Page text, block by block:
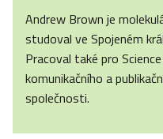
Andrew Brown je
studoval ve Spojeném
Pracoval také pro
komunikačního a
společnosti.